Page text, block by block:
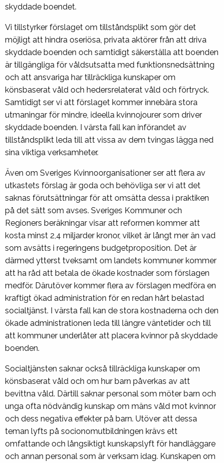
skyddade boendet.
Vi tillstyrker förslaget om tillståndsplikt som gör det
möjligt att hindra oseriösa, privata aktörer från att driva
skyddade boenden och samtidigt säkerställa att boenden
är tillgängliga för våldsutsatta med funktionsnedsättning
och att ansvariga har tillräckliga kunskaper om
könsbaserat våld och hedersrelaterat våld och förtryck.
Samtidigt ser vi att förslaget kommer innebära stora
utmaningar för mindre, ideella kvinnojourer som driver
skyddade boenden. I värsta fall kan införandet av
tillståndsplikt leda till att vissa av dem tvingas lägga ned
sina viktiga verksamheter.
Även om Sveriges Kvinnoorganisationer ser att flera av
utkastets förslag är goda och behövliga ser vi att det
saknas förutsättningar för att omsätta dessa i praktiken
på det sätt som avses. Sveriges Kommuner och
Regioners beräkningar visar att reformen kommer att
kosta minst 2,4 miljarder kronor, vilket är långt mer än vad
som avsätts i regeringens budgetproposition. Det är
därmed ytterst tveksamt om landets kommuner kommer
att ha råd att betala de ökade kostnader som förslagen
medför. Därutöver kommer flera av förslagen medföra en
kraftigt ökad administration för en redan hårt belastad
socialtjänst. I värsta fall kan de stora kostnaderna och den
ökade administrationen leda till längre väntetider och till
att kommuner underlåter att placera kvinnor på skyddade
boenden.
Socialtjänsten saknar också tillräckliga kunskaper om
könsbaserat våld och om hur barn påverkas av att
bevittna våld. Därtill saknar personal som möter barn och
unga ofta nödvändig kunskap om mäns våld mot kvinnor
och dess negativa effekter på barn. Utöver att dessa
teman lyfts på socionomutbildningen krävs ett
omfattande och långsiktigt kunskapslyft för handläggare
och annan personal som är verksam idag. Kunskapen om